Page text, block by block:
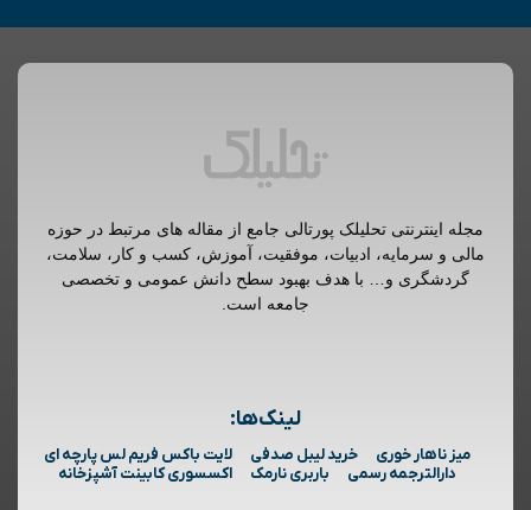
مجله اینترنتی تحلیلک پورتالی جامع از مقاله های مرتبط در حوزه
مالی و سرمایه، ادبیات، موفقیت، آموزش، کسب و کار، سلامت،
گردشگری و… با هدف بهبود سطح دانش عمومی و تخصصی
جامعه است.
لینک‌ها:
میز ناهار خوری خرید لیبل صدفی
لایت باکس فریم لس پارچه ای
دارالترجمه رسمی
باربری نارمک اکسسوری کابینت آشپزخانه